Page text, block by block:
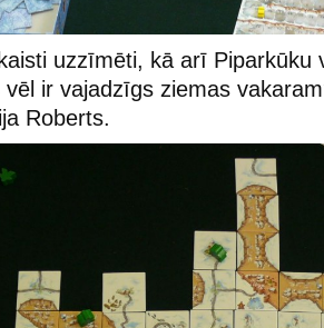
uzzīmēti, kā arī Piparkūku
vēl ir vajadzīgs ziemas
Roberts.